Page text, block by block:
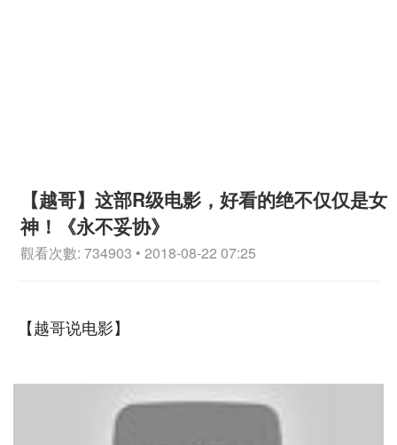
【越哥】这部R级电影，好看的绝不仅仅是女
神！《永不妥协》
觀看次數: 734903 • 2018-08-22 07:25
【越哥说电影】